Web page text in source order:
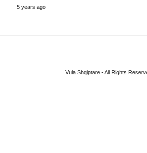
5 years ago
Vula Shqiptare - All Rights